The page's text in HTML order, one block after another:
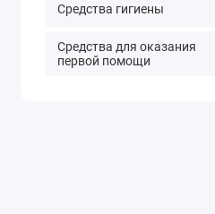
Средства гигиены
Средства для оказания
первой помощи